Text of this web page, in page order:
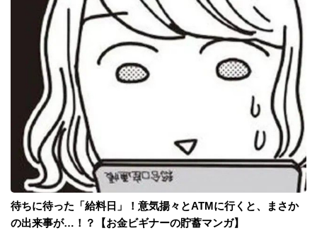
待ちに待った「給料日」！意気揚々とATMに行くと、まさか
の出来事が…！？【お金ビギナーの貯蓄マンガ】